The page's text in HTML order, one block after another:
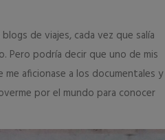
de viajes, cada vez que salía
Pero podría decir que uno de mis
aficionase a los documentales y
por el mundo para conocer